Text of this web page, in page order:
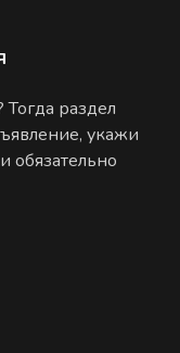
раздел
укажи
обязательно